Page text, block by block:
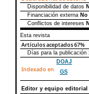
Declaraciones de autoría
Disponibilidad de datos
Financiación externa No
Conflictos de intereses
Esta revista
Artículos aceptados67%
Días para la publicación
Indexado en
DOAJ
GS
Editor y equipo editorial